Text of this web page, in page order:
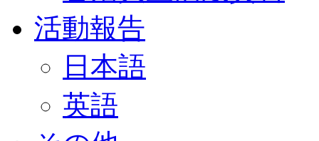
活動報告
日本語
英語